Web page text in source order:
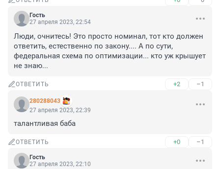
Гость
27 апреля 2023, 22:54
Люди, очнитесь! Это просто номинал, тот кто должен
ответить, естественно по закону.... А по сути,
федеральная схема по оптимизации... кто уж крышует
не знаю...
ОТВЕТИТЬ +2 –1
280288043
27 апреля 2023, 22:39
талантливая баба
ОТВЕТИТЬ +0 –1
Гость
27 апреля 2023, 22:10